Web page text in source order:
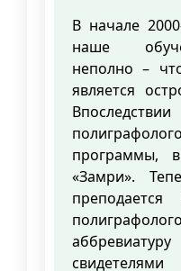
В начале
наше
неполно –
является
программы,
«Замри».